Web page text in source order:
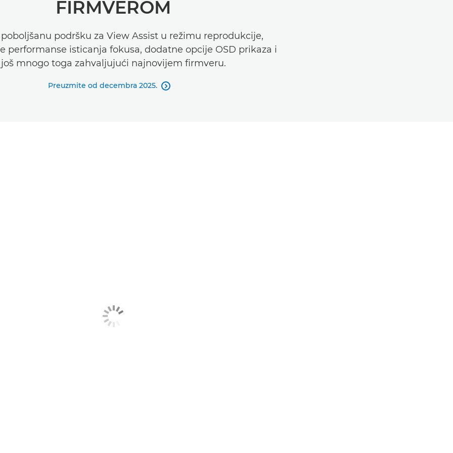
FIRMVEROM
podršku za View Assist u režimu reprodukcije,
performanse isticanja fokusa, dodatne opcije OSD prikaza i
još mnogo toga zahvaljujući najnovijem firmveru.
Preuzmite od decembra 2025. 